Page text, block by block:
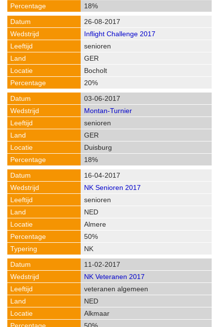
18%
26-08-2017
Inflight Challenge 2017
senioren
GER
Bocholt
20%
03-06-2017
Montan-Turnier
senioren
GER
Duisburg
18%
16-04-2017
NK Senioren 2017
senioren
NED
Almere
50%
NK
11-02-2017
NK Veteranen 2017
veteranen algemeen
NED
Alkmaar